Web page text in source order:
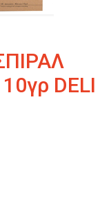
DELI